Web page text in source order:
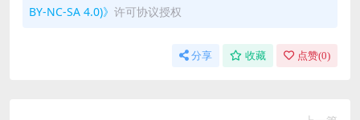
BY-NC-SA 4.0)》 许可协议授权
分享 收藏 点赞(0)